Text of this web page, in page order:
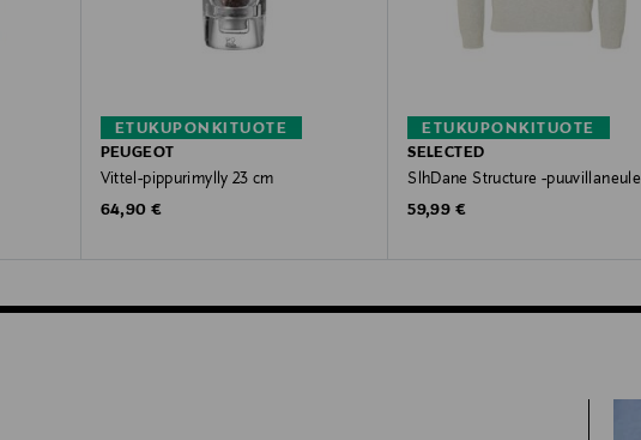
ETUKUPONKITUOTE
PEUGEOT
Vittel-pippurimylly 23 cm
Original Price
64,90 €
ETUKUPONKITUOTE
SELECTED
SlhDane Structure -puuvillaneule
Original Price
59,99 €